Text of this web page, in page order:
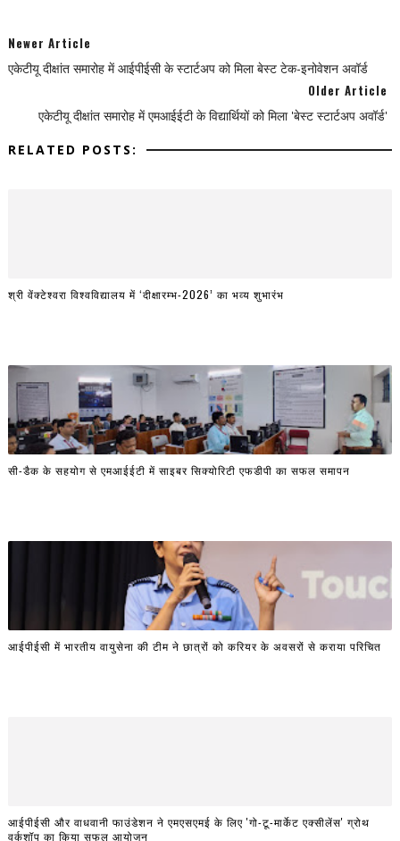
Newer Article
एकेटीयू दीक्षांत समारोह में आईपीईसी के स्टार्टअप को मिला बेस्ट टेक-इनोवेशन अवॉर्ड
Older Article
एकेटीयू दीक्षांत समारोह में एमआईईटी के विद्यार्थियों को मिला 'बेस्ट स्टार्टअप अवॉर्ड'
RELATED POSTS:
श्री वेंक्टेश्वरा विश्वविद्यालय में ‘दीक्षारम्भ-2026’ का भव्य शुभारंभ
सी-डैक के सहयोग से एमआईईटी में साइबर सिक्योरिटी एफडीपी का सफल समापन
आईपीईसी में भारतीय वायुसेना की टीम ने छात्रों को करियर के अवसरों से कराया परिचित
आईपीईसी और वाधवानी फाउंडेशन ने एमएसएमई के लिए 'गो-टू-मार्केट एक्सीलेंस' ग्रोथ
वर्कशॉप का किया सफल आयोजन